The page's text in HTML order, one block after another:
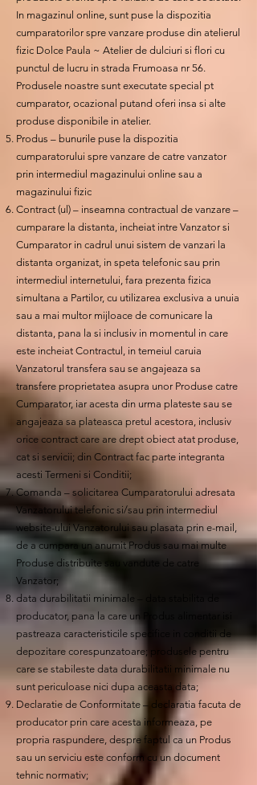
In magazinul online, sunt puse la dispozitia
cumparatorilor spre vanzare produse din atelierul
fizic Dolce Paula ~ Atelier de dulciuri si flori cu
punctul de lucru in strada Frumoasa nr 56.
Produsele noastre sunt executate special pt
cumparator, ocazional putand oferi insa si alte
produse disponibile in atelier.
Produs – bunurile puse la dispozitia
cumparatorului spre vanzare de catre vanzator
prin intermediul magazinului online sau a
magazinului fizic
Contract (ul) – inseamna contractual de vanzare –
cumparare la distanta, incheiat intre Vanzator si
Cumparator in cadrul unui sistem de vanzari la
distanta organizat, in speta telefonic sau prin
intermediul internetului, fara prezenta fizica
simultana a Partilor, cu utilizarea exclusiva a unuia
sau a mai multor mijloace de comunicare la
distanta, pana la si inclusiv in momentul in care
este incheiat Contractul, in temeiul caruia
Vanzatorul transfera sau se angajeaza sa
transfere proprietatea asupra unor Produse catre
Cumparator, iar acesta din urma plateste sau se
angajeaza sa plateasca pretul acestora, inclusiv
orice contract care are drept obiect atat produse,
cat si servicii; din Contract fac parte integranta
acesti Termeni si Conditii;
Comanda – solicitarea Cumparatorului adresata
Vanzatorului telefonic si/sau prin intermediul
website-ului Vanzatorului sau plasata prin e-mail,
de a cumpara un anumit Produs sau mai multe
Produse distribuite sau vandute de catre
Vanzator;
data durabilitatii minimale – data stabilita de
producator, pana la care un Produs alimentar isi
pastreaza caracteristicile specifice in conditii de
depozitare corespunzatoare; produsele pentru
care se stabileste data durabilitatii minimale nu
sunt periculoase nici dupa aceasta data;
Declaratie de Conformitate – declaratia facuta de
producator prin care acesta informeaza, pe
propria raspundere, despre faptul ca un Produs
sau un serviciu este conform cu un document
tehnic normativ;